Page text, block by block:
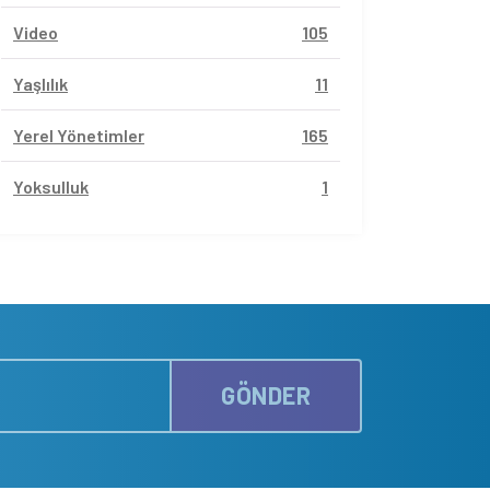
Video 105
Yaşlılık 11
Yerel Yönetimler 165
Yoksulluk 1
GÖNDER